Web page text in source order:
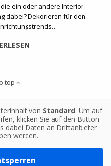
ein oder andere Interior
dabei? Dekorieren für den
top
von Standard. Um auf
klicken Sie auf den Button
dabei Daten an Drittanbieter
werden.